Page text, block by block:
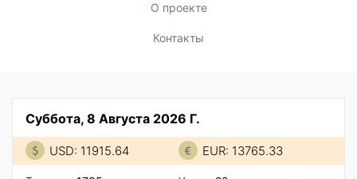
О проекте
Контакты
Суббота, 8 Августа 2026 Г.
USD: 11915.64 EUR: 13765.33